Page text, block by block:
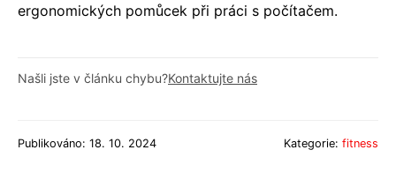
ergonomických pomůcek při práci s počítačem.
Našli jste v článku chybu?Kontaktujte nás
Publikováno: 18. 10. 2024 Kategorie: fitness